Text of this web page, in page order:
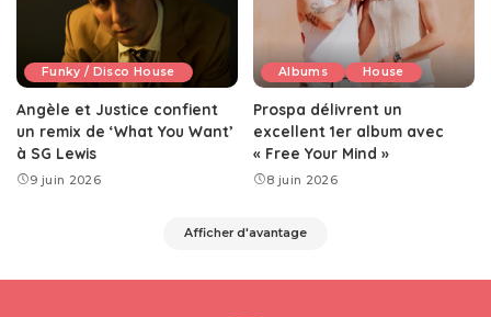
Funky / Disco House
Angèle et Justice confient
un remix de ‘What You Want’
à SG Lewis
9 juin 2026
Albums House
Prospa délivrent un
excellent 1er album avec
« Free Your Mind »
8 juin 2026
Afficher d'avantage